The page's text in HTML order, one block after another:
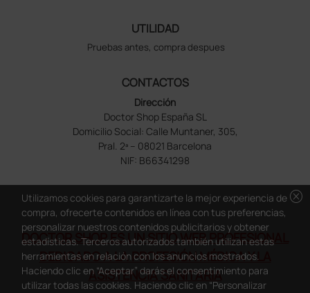
UTILIDAD
Pruebas antes, compra despues
CONTACTOS
Dirección
Doctor Shop España SL
Domicilio Social: Calle Muntaner, 305,
Pral. 2ª – 08021 Barcelona
NIF: B66341298
DOCTOR SHOP ES UN SITIO WEB PROFESIONAL
DEDICADO A LA PROFESIÓN MÉDICA Y LA
ASISTENCIA SANITARIA
cancel
Utilizamos cookies para garantizarte la mejor experiencia de
compra, ofrecerte contenidos en línea con tus preferencias,
personalizar nuestros contenidos publicitarios y obtener
estadísticas. Terceros autorizados también utilizan estas
herramientas en relación con los anuncios mostrados.
Haciendo clic en “Aceptar” darás el consentimiento para
utilizar todas las cookies. Haciendo clic en “Personalizar